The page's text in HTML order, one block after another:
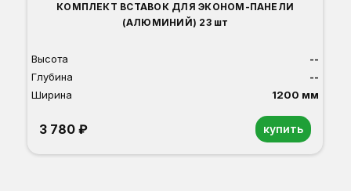
КОМПЛЕКТ ВСТАВОК ДЛЯ ЭКОНОМ-ПАНЕЛИ
(АЛЮМИНИЙ) 23 шт
Высота
--
Глубина
--
Ширина
1200 мм
3 780 ₽ купить